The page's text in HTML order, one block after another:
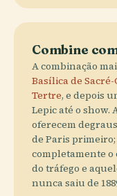
Combine
A combinação
Basílica de
Tertre, e depois
Lepic até o show.
oferecem
de Paris
completamente o
do tráfego e
nunca saiu de